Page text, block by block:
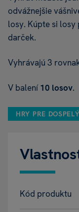
odvážnejšie
losy. Kúpte si
darček.
Vyhrávajú 3
V balení10 losov.
HRY PRE
Kód produktu